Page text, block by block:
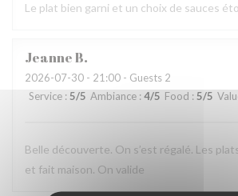
Le plat bien garni et un choix de sauces
JeanneB
2026-07-30 - 21:00 - Guests 2
Service : 5/5 Ambiance : 4/5 Food : 5/5
Belle découverte. On s’est régalé. Les
et fait maison. On valide